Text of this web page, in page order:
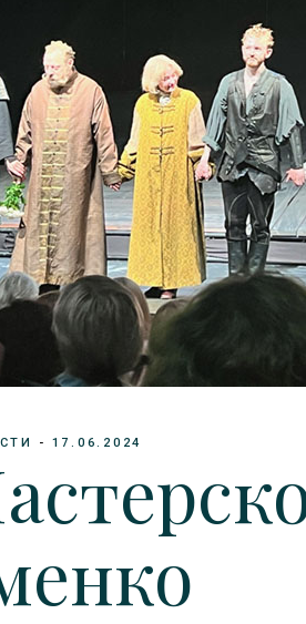
17.06.2024